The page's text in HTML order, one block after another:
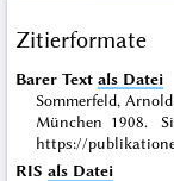
Zitierformate
Barer Text als Datei
Sommerfeld,
München 1908.
https://
RIS als Datei